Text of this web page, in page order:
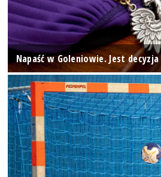
Napaść w Goleniowie. Jest decyzja